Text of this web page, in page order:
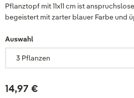
Pflanztopf mit 11x11 cm ist
begeistert mit zarter blauer Farbe und
Auswahl
14,97 €